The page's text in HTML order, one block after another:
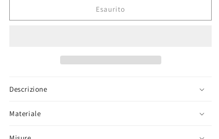
Esaurito
Descrizione
Materiale